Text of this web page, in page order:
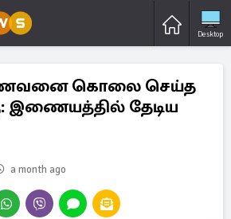
Desktop
கொலை செய்த
இணையத்தில் தேடிய
a month ago